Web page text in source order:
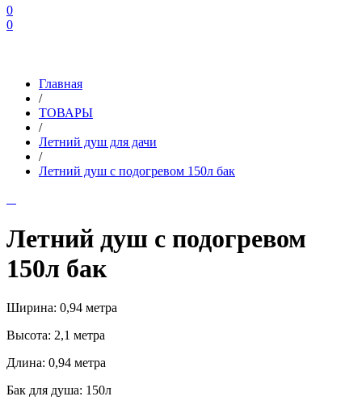
0
0
Главная
/
ТОВАРЫ
/
Летний душ для дачи
/
Летний душ с подогревом 150л бак
Летний душ с подогревом
150л бак
Ширина: 0,94 метра
Высота: 2,1 метра
Длина: 0,94 метра
Бак для душа: 150л